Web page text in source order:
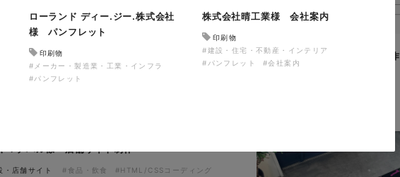
ザザ中央館様 店舗サイト制作
・店舗サイト #食品・飲食
#HTML/CSSコーディング
ローランド ディー.ジー.株式会社
様 パンフレット
印刷物
#メーカー・製造業・工業・インフラ
#パンフレット
株式会社晴工業様 会社案内
印刷物
#建設・住宅・不動産・インテリア
#パンフレット
#会社案内